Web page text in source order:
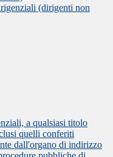
(dirigenti non
a qualsiasi titolo
quelli conferiti
dall'organo di indirizzo